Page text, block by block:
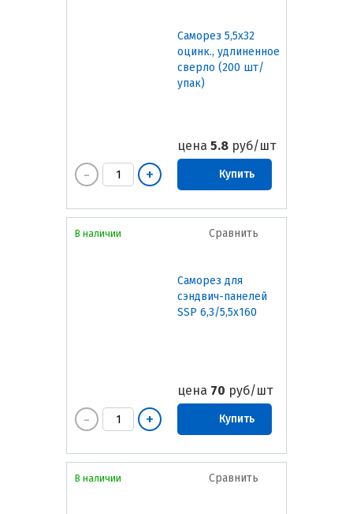
Саморез 5,5х32
оцинк., удлиненное
сверло (200 шт/
упак)
цена 5.8 руб/шт
Купить
Сравнить
Саморез для
сэндвич-панелей
SSP 6,3/5,5х160
цена 70 руб/шт
Купить
В наличии
Сравнить
В наличии